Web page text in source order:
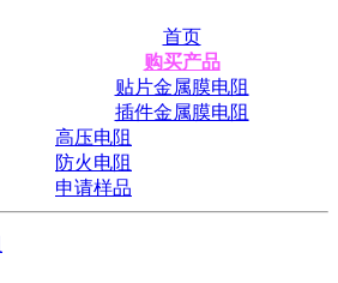
首页
购买产品
贴片金属膜电阻
插件金属膜电阻
高压电阻
防火电阻
申请样品